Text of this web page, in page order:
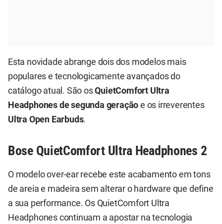
Esta novidade abrange dois dos modelos mais
populares e tecnologicamente avançados do
catálogo atual. São osQuietComfort Ultra
Headphones de segunda geração e os irreverentes
Ultra Open Earbuds.
Bose QuietComfort Ultra Headphones 2
O modelo over-ear recebe este acabamento em tons
de areia e madeira sem alterar o hardware que define
a sua performance. Os QuietComfort Ultra
Headphones continuam a apostar na tecnologia